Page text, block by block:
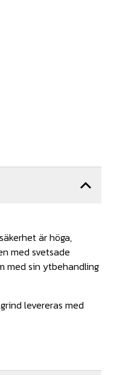
är höga,
med svetsade
med sin ytbehandling
levereras med